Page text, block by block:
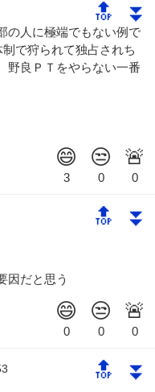
🔝 ⏬
の人に極端でもない例で
で狩られて独占されち
野良ＰＴをやらない一番
🔝 ⏬
因だと思う
🔝 ⏬